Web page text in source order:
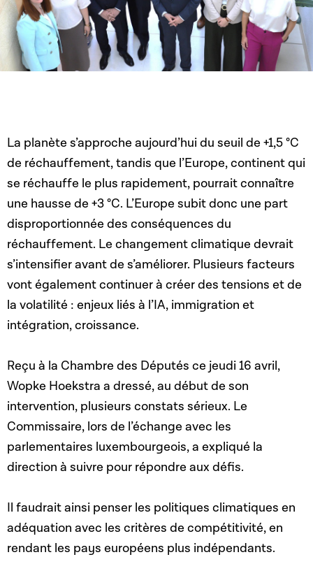
La planète s’approche aujourd’hui du seuil de +1,5 °C
de réchauffement, tandis que l’Europe, continent qui
se réchauffe le plus rapidement, pourrait connaître
une hausse de +3 °C. L’Europe subit donc une part
disproportionnée des conséquences du
réchauffement. Le changement climatique devrait
s’intensifier avant de s’améliorer. Plusieurs facteurs
vont également continuer à créer des tensions et de
la volatilité : enjeux liés à l’IA, immigration et
intégration, croissance.
Reçu à la Chambre des Députés ce jeudi 16 avril,
Wopke Hoekstra a dressé, au début de son
intervention, plusieurs constats sérieux. Le
Commissaire, lors de l’échange avec les
parlementaires luxembourgeois, a expliqué la
direction à suivre pour répondre aux défis.
Il faudrait ainsi penser les politiques climatiques en
adéquation avec les critères de compétitivité, en
rendant les pays européens plus indépendants.